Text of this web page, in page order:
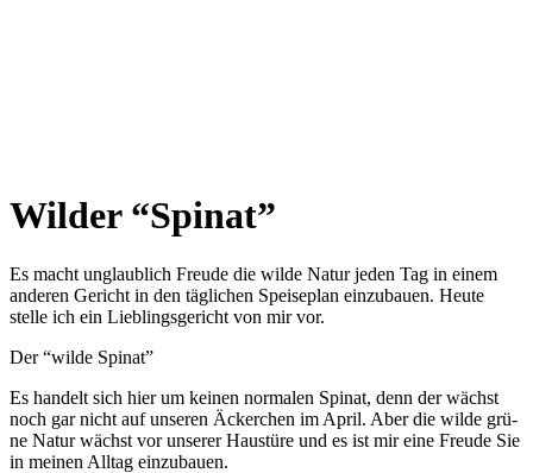
Wilder “Spinat”
Es macht unglaublich Freude die wilde Natur jeden Tag in einem
anderen Gericht in den täglichen Speiseplan einzubauen. Heute
stelle ich ein Lieblingsgericht von mir vor.
Der “wil­de Spinat”
Es han­delt sich hier um kei­nen nor­ma­len Spi­nat, denn der wächst
noch gar nicht auf unse­ren Äcker­chen im April. Aber die wil­de grü­
ne Natur wächst vor unse­rer Haus­tü­re und es ist mir eine Freu­de Sie
in mei­nen All­tag einzubauen.